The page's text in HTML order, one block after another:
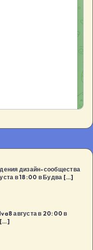
дизайн-сообщества
в 18:00 в Будва […]
августа в 20:00 в
[…]